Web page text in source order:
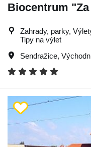
Biocentrum
Zahrady, parky,
Tipy na výlet
Sendražice,